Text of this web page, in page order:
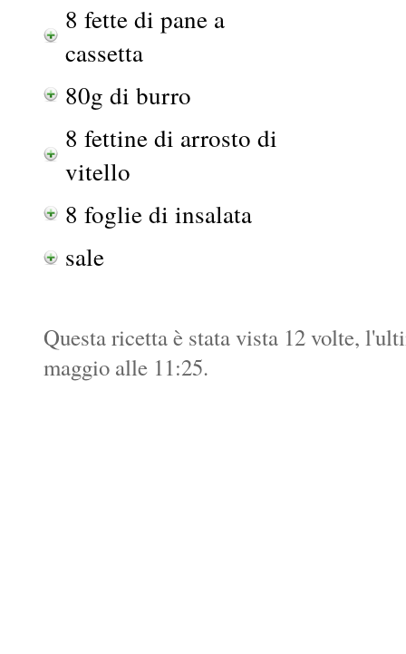
8 fette di pane a
cassetta
80g di burro
8 fettine di arrosto di
vitello
8 foglie di insalata
sale
Questa ricetta è stata vista 12 volte,
maggio alle 11:25.